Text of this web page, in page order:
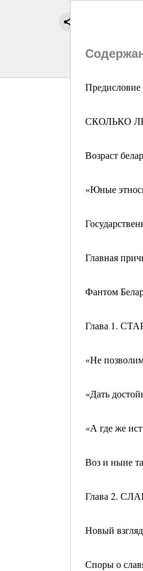
Предисловие
СКОЛЬКО
Возраст
«Юные
Главная
Фантом
Глава 1.
«Не
«Дать
«А где же
Воз и ныне
Глава 2.
Новый
Споры о